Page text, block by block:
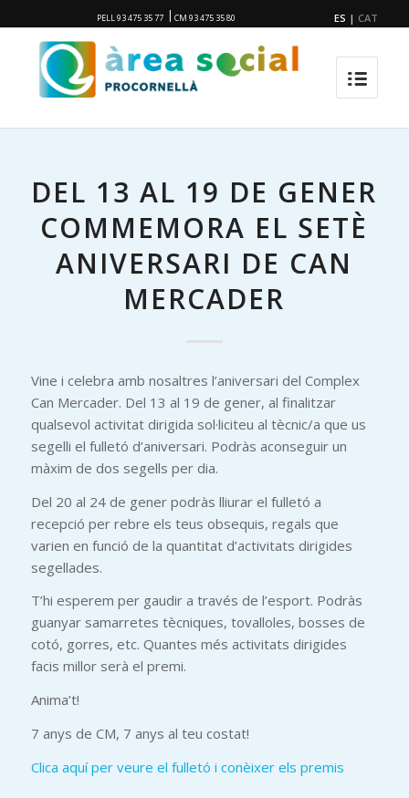
PELL 93 475 35 77 | CM 93 475 35 80 ES | CAT
DEL 13 AL 19 DE GENER
COMMEMORA EL SETÈ
ANIVERSARI DE CAN
MERCADER
Vine i celebra amb nosaltres l’aniversari del Complex
Can Mercader. Del 13 al 19 de gener, al finalitzar
qualsevol activitat dirigida sol·liciteu al tècnic/a que us
segelli el fulletó d’aniversari. Podràs aconseguir un
màxim de dos segells per dia.
Del 20 al 24 de gener podràs lliurar el fulletó a
recepció per rebre els teus obsequis, regals que
varien en funció de la quantitat d’activitats dirigides
segellades.
T’hi esperem per gaudir a través de l’esport. Podràs
guanyar samarretes tècniques, tovalloles, bosses de
cotó, gorres, etc. Quantes més activitats dirigides
facis millor serà el premi.
Anima’t!
7 anys de CM, 7 anys al teu costat!
Clica aquí per veure el fulletó i conèixer els premis